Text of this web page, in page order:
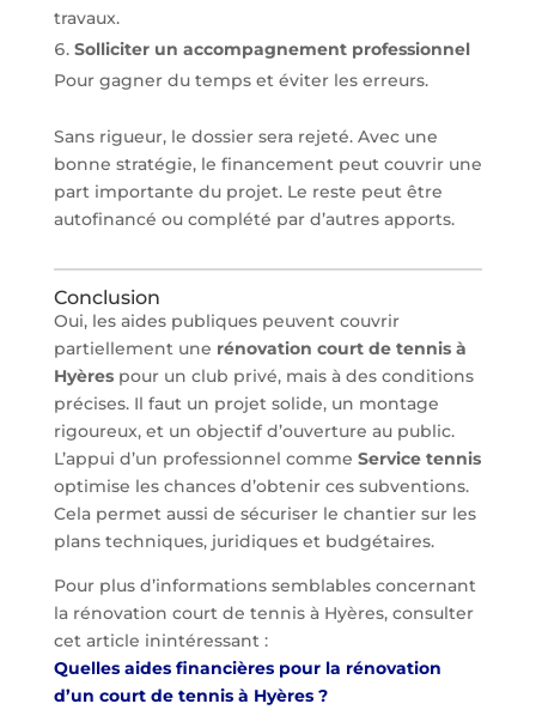
travaux.
Solliciter un accompagnement professionnel
Pour gagner du temps et éviter les erreurs.
Sans rigueur, le dossier sera rejeté. Avec une
bonne stratégie, le financement peut couvrir une
part importante du projet. Le reste peut être
autofinancé ou complété par d’autres apports.
Conclusion
Oui, les aides publiques peuvent couvrir
partiellement une rénovation court de tennis à
Hyèrespour un club privé, mais à des conditions
précises. Il faut un projet solide, un montage
rigoureux, et un objectif d’ouverture au public.
L’appui d’un professionnel comme Service tennis
optimise les chances d’obtenir ces subventions.
Cela permet aussi de sécuriser le chantier sur les
plans techniques, juridiques et budgétaires.
Pour plus d’informations semblables concernant
la rénovation court de tennis à Hyères, consulter
cet article inintéressant :
Quelles aides financières pour la rénovation
d’un court de tennis à Hyères ?